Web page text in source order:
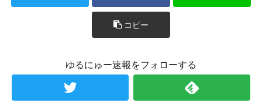
コピー
ゆるにゅー速報をフォローする